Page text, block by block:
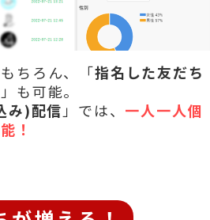
ちろん、「指名した友だち
」も可能。
み)配信 」では、 一人一人個
！